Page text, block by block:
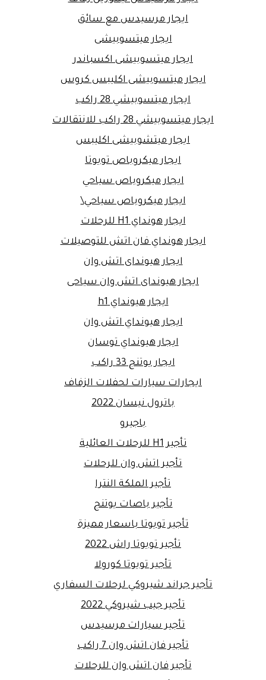
ايجار مرسيدس مع سائق
ايجار ميتسوبيشى
ايجار ميتسوبيشى اكسباندر
ايجار ميتسوبيشى اكليبس كروس
ايجار ميتسوبيشي 28 راكب
ايجار ميتسوبيشي 28 راكب للانتقالات
ايجار ميتشوبيشى اكليبس
ايجار ميكروباص تويوتا
ايجار ميكروباص سياحي
ايجار ميكروباص سياحي\
ايجار هونداي H1 للرحلات
ايجار هونداي فان اتش للتوصيلات
ايجار هيونداى اتش وان
ايجار هيونداى اتش وان سياحى
ايجار هيونداي h1
ايجار هيونداي اتش وان
ايجار هيونداي توسان
ايجار يوتنج 33 راكب
ايجارات سيارات لحفلات الزفاف
باترول نيسان 2022
باجيرو
تأجير H1 للرحلات العائلية
تأجير اتش وان للرحلات
تأجير الملكة النترا
تأجير باصات يوتنج
تأجير تويوتا باسعار مميزة
تأجير تويوتا راش 2022
تأجير تويوتا كورولا
تأجير جراند شيروكي لرحلات السفاري
تأجير جيب شيروكي 2022
تأجير سيارات مرسيدس
تأجير فان اتش وان 7 راكب
تأجير فان اتش وان للرحلات